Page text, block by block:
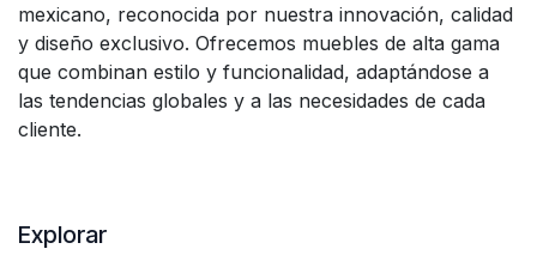
mexicano, reconocida por nuestra innovación, calidad
y diseño exclusivo. Ofrecemos muebles de alta gama
que combinan estilo y funcionalidad, adaptándose a
las tendencias globales y a las necesidades de cada
cliente.
Explorar